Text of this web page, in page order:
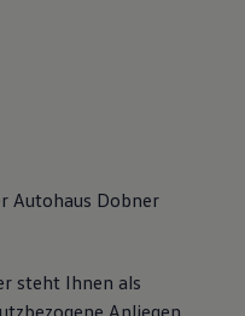
Autohaus Dobner
steht Ihnen als
Anliegen,